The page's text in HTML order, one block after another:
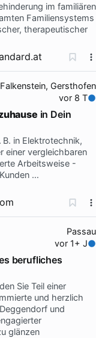
im familiären
Familiensystems
therapeutischer
Gersthofen
vor 8 T
in Dein
in Elektrotechnik,
einer vergleichbaren
Arbeitsweise -
…
Passau
vor 1+ J
berufliches
Sie Teil einer
und herzlich
und
glänzen